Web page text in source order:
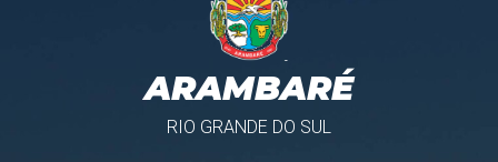
ARAMBARÉ
RIO GRANDE DO SUL